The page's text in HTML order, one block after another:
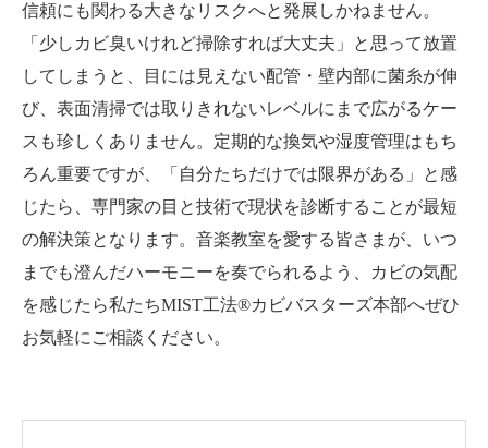
信頼にも関わる大きなリスクへと発展しかねません。
「少しカビ臭いけれど掃除すれば大丈夫」と思って放置
してしまうと、目には見えない配管・壁内部に菌糸が伸
び、表面清掃では取りきれないレベルにまで広がるケー
スも珍しくありません。定期的な換気や湿度管理はもち
ろん重要ですが、「自分たちだけでは限界がある」と感
じたら、専門家の目と技術で現状を診断することが最短
の解決策となります。音楽教室を愛する皆さまが、いつ
までも澄んだハーモニーを奏でられるよう、カビの気配
を感じたら私たちMIST工法®カビバスターズ本部へぜひ
お気軽にご相談ください。